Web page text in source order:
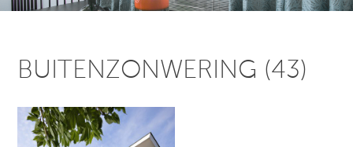
BUITENZONWERING (43)